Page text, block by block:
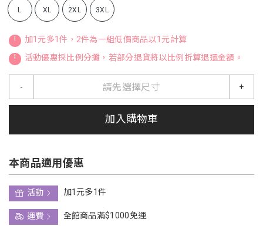
L XL 2XL 3XL
!
加1元多1件，2件為一組低價商品以1元計算
!
活動優惠採比例分攤，若部分退貨將以比例折算退還金額。
請先選擇尺寸
- +
加入購物車
本商品適用優惠
活動
加1元多1件
運費
全館商品滿$1000免運